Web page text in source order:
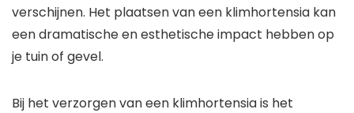
verschijnen. Het plaatsen van een klimhortensia kan
een dramatische en esthetische impact hebben op
je tuin of gevel.
Bij het verzorgen van een klimhortensia is het